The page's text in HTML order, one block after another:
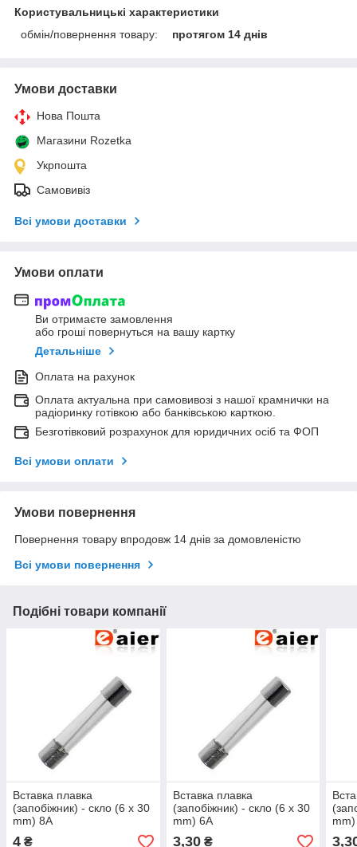
Користувальницькі характеристики
обмін/повернення товару:
протягом 14 днів
Умови доставки
Нова Пошта
Магазини Rozetka
Укрпошта
Самовивіз
Всі умови доставки
Умови оплати
Ви отримаєте замовлення
або гроші повернуться на вашу картку
Детальніше
Оплата на рахунок
Оплата актуальна при самовивозі з нашої крамнички на
радіоринку готівкою або банківською карткою.
Безготівковий розрахунок для юридичних осіб та ФОП
Всі умови оплати
Умови повернення
Повернення товару впродовж 14 днів за домовленістю
Всі умови повернення
Подібні товари компанії
Вставка плавка
(запобіжник) - скло (6 x 30
mm) 8A
4 ₴
Вставка плавка
(запобіжник) - скло (6 x 30
mm) 6A
3,30₴